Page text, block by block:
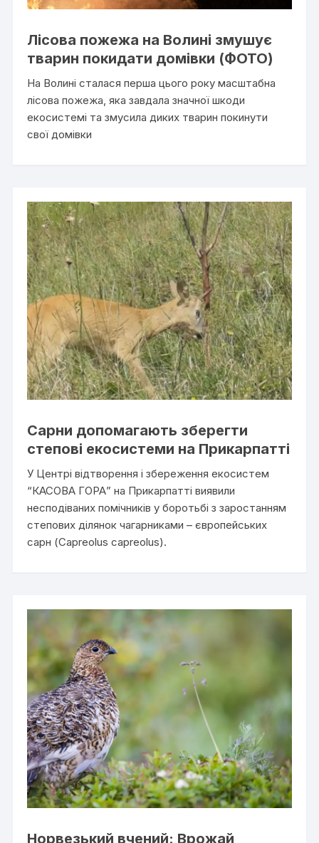
Лісова пожежа на Волині змушує
тварин покидати домівки (ФОТО)
На Волині сталася перша цього року масштабна
лісова пожежа, яка завдала значної шкоди
екосистемі та змусила диких тварин покинути
свої домівки
Сарни допомагають зберегти
степові екосистеми на Прикарпатті
У Центрі відтворення і збереження екосистем
“КАСОВА ГОРА” на Прикарпатті виявили
несподіваних помічників у боротьбі з заростанням
степових ділянок чагарниками – європейських
сарн (Capreolus capreolus).
Норвезький вчений: Врожай